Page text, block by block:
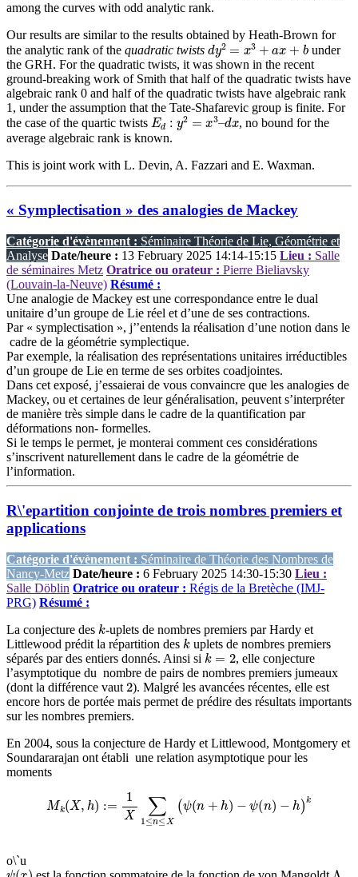
among the curves with odd analytic rank.
Our results are similar to the results obtained by Heath-Brown for
the analytic rank of the quadratic twists dy2 =x 3+ax+b
under
the GRH. For the quadratic twists, it was shown in the recent
ground-breaking work of Smith that half of the quadratic twists have
algebraic rank 0 and half of the quadratic twists have algebraic rank
1, under the assumption that the Tate-Shafarevic group is finite. For
the case of the quartic twists Ed y2= x3–dx
, no bound for the
average algebraic rank is known.
This is joint work with L. Devin, A. Fazzari and E. Waxman.
« Symplectisation » des analogies de Mackey
Catégorie d'évènement : Séminaire Théorie de Lie, Géométrie et
Analyse Date/heure : 13 February 2025 14:14-15:15 Lieu : Salle
de séminaires Metz Oratrice ou orateur : Pierre Bieliavsky
(Louvain-la-Neuve) Résumé :
Une analogie de Mackey est une correspondance entre le dual
unitaire d’un groupe de Lie réel et d’une de ses contractions.
Par « symplectisation », j’’entends la réalisation d’une notion dans le
cadre de la géométrie symplectique.
Par exemple, la réalisation des représentations unitaires irréductibles
d’un groupe de Lie en terme de ses orbites coadjointes.
Dans cet exposé, j’essaierai de vous convaincre que les analogies de
Mackey, ou et certaines de leur généralisation, peuvent s’interpréter
de manière très simple dans le cadre de la quantification par
déformations non- formelles.
Si le temps le permet, je monterai comment ces considérations
s’inscrivent naturellement dans le cadre de la géométrie de
l’information.
R\'epartition conjointe de trois nombres premiers et
applications
Catégorie d'évènement : Séminaire de Théorie des Nombres de
Nancy-Metz Date/heure : 6 February 2025 14:30-15:30 Lieu :
Salle Döblin Oratrice ou orateur : Régis de la Bretèche (IMJ-
PRG) Résumé :
La conjecture des k -uplets de nombres premiers par Hardy et
Littlewood prédit la répartition des kuplets de nombres premiers
séparés par des entiers donnés. Ainsi si k=2
, elle conjecture
l’asymptotique du nombre de pairs de nombres premiers jumeaux
(dont la différence vaut 2). Malgré les avancées récentes, elle est
encore hors de portée mais permet de prédire des résultats importants
sur les nombres premiers.
En 2004, sous la conjecture de Hardy et Littlewood, Montgomery et
Soundararajan ont établi une relation asymptotique pour les
moments
1
o\`u
ψ(x) Λ